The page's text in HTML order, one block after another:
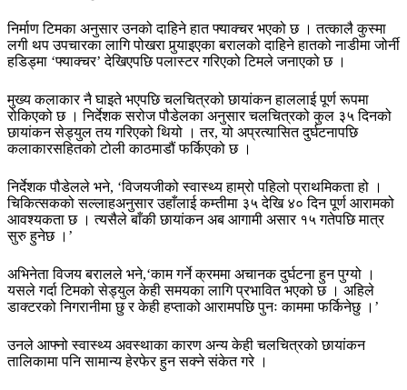
निर्माण टिमका अनुसार उनको दाहिने हात फ्याक्चर भएको छ । तत्कालै कुस्मा
लगी थप उपचारका लागि पोखरा पुर्‍याइएका बरालको दाहिने हातको नाडीमा जोर्नी
हडिड्मा ‘फ्याक्चर’ देखिएपछि पलास्टर गरिएको टिमले जनाएको छ ।
मुख्य कलाकार नै घाइते भएपछि चलचित्रको छायांकन हाललाई पूर्ण रूपमा
रोकिएको छ । निर्देशक सरोज पौडेलका अनुसार चलचित्रको कुल ३५ दिनको
छायांकन सेड्युल तय गरिएको थियो । तर, यो अप्रत्यासित दुर्घटनापछि
कलाकारसहितको टोली काठमाडौं फर्किएको छ ।
निर्देशक पौडेलले भने, ‘विजयजीको स्वास्थ्य हाम्रो पहिलो प्राथमिकता हो ।
चिकित्सकको सल्लाहअनुसार उहाँलाई कम्तीमा ३५ देखि ४० दिन पूर्ण आरामको
आवश्यकता छ । त्यसैले बाँकी छायांकन अब आगामी असार १५ गतेपछि मात्र
सुरु हुनेछ ।’
अभिनेता विजय बरालले भने,‘काम गर्ने क्रममा अचानक दुर्घटना हुन पुग्यो ।
यसले गर्दा टिमको सेड्युल केही समयका लागि प्रभावित भएको छ । अहिले
डाक्टरको निगरानीमा छु र केही हप्ताको आरामपछि पुनः काममा फर्किनेछु ।’
उनले आफ्नो स्वास्थ्य अवस्थाका कारण अन्य केही चलचित्रको छायांकन
तालिकामा पनि सामान्य हेरफेर हुन सक्ने संकेत गरे ।